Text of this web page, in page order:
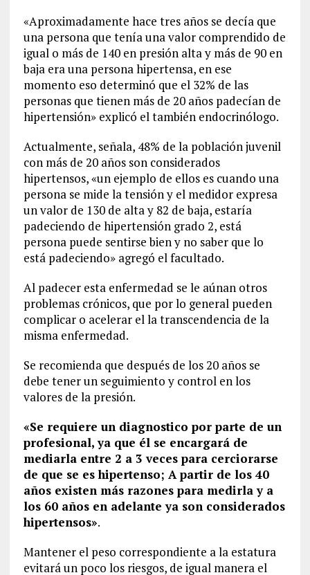
«Aproximadamente hace tres años se decía que
una persona que tenía una valor comprendido de
igual o más de 140 en presión alta y más de 90 en
baja era una persona hipertensa, en ese
momento eso determinó que el 32% de las
personas que tienen más de 20 años padecían de
hipertensión» explicó el también endocrinólogo.
Actualmente, señala, 48% de la población juvenil
con más de 20 años son considerados
hipertensos, «un ejemplo de ellos es cuando una
persona se mide la tensión y el medidor expresa
un valor de 130 de alta y 82 de baja, estaría
padeciendo de hipertensión grado 2, está
persona puede sentirse bien y no saber que lo
está padeciendo» agregó el facultado.
Al padecer esta enfermedad se le aúnan otros
problemas crónicos, que por lo general pueden
complicar o acelerar el la transcendencia de la
misma enfermedad.
Se recomienda que después de los 20 años se
debe tener un seguimiento y control en los
valores de la presión.
«Se requiere un diagnostico por parte de un
profesional, ya que él se encargará de
mediarla entre 2 a 3 veces para cerciorarse
de que se es hipertenso; A partir de los 40
años existen más razones para medirla y a
los 60 años en adelante ya son considerados
hipertensos».
Mantener el peso correspondiente a la estatura
evitará un poco los riesgos, de igual manera el